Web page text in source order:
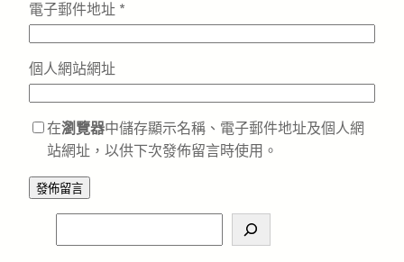
電子郵件地址 *
個人網站網址
在瀏覽器中儲存顯示名稱、電子郵件地址及個人網
站網址，以供下次發佈留言時使用。
e